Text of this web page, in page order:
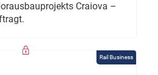
Craiova –
Rail Business